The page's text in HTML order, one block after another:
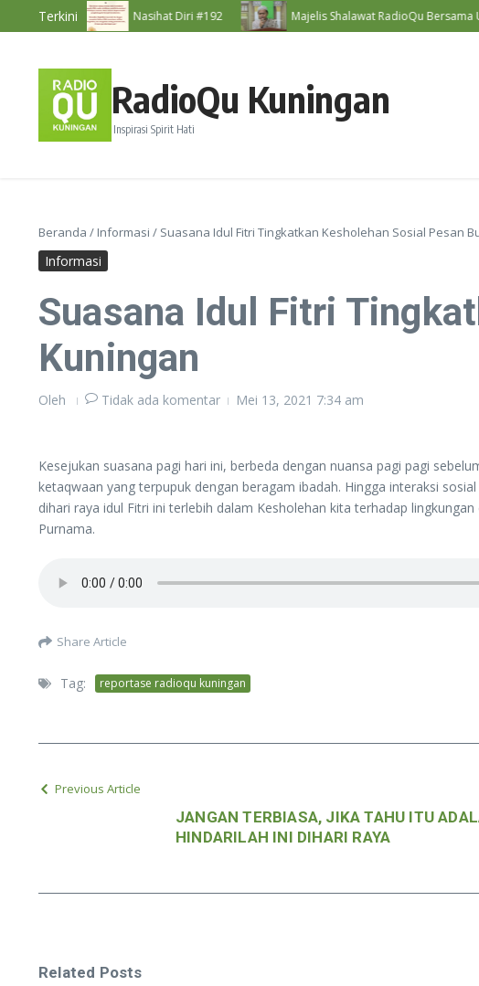
Lewati ke konten
Terkini
#193 Nasihat Diri #192 Majelis Shalawat RadioQu Bersama
RadioQu Kuningan
Inspirasi Spirit Hati
Beranda / Informasi / Suasana Idul Fitri Tingkatkan Kesholehan Sosial Pesan
Informasi
Suasana Idul Fitri
Kuningan
Oleh Tidak ada komentar Mei 13, 2021 7:34 am
Kesejukan suasana pagi hari ini, berbeda dengan nuansa pagi pagi
ketaqwaan yang terpupuk dengan beragam ibadah. Hingga interaksi
dihari raya idul Fitri ini terlebih dalam Kesholehan kita terhadap
Purnama.
Share Article
Tag: reportase radioqu kuningan
Previous Article
JANGAN TERBIASA, JIKA TAHU ITU
HINDARILAH INI DIHARI RAYA
Related Posts